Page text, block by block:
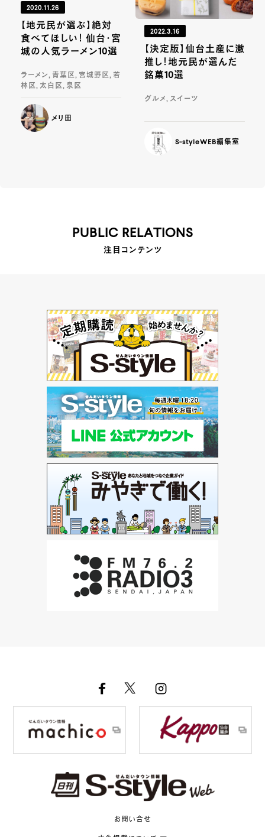
2020.11.26
【地元民が選ぶ】絶対
食べてほしい！ 仙台・宮
城の人気ラーメン10選
ラーメン, 青葉区, 宮城野区, 若
林区, 太白区, 泉区
メリ田
2022.3.16
【決定版】仙台土産に激
推し！地元民が選んだ
銘菓10選
グルメ, スイーツ
S-styleWEB編集室
PUBLIC RELATIONS
注目コンテンツ
お問い合せ